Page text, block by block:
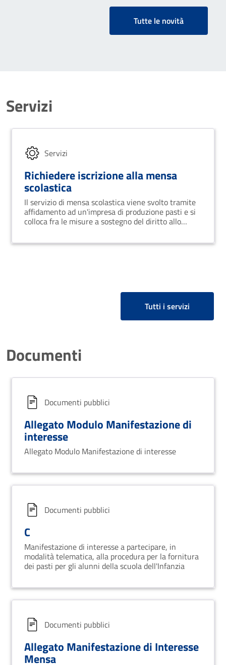
Tutte le novità
Servizi
Servizi
Richiedere iscrizione alla mensa
scolastica
Il servizio di mensa scolastica viene svolto tramite
affidamento ad un'impresa di produzione pasti e si
colloca fra le misure a sostegno del diritto allo
Tutti i servizi
Documenti
Documenti pubblici
Allegato Modulo Manifestazione di
interesse
Allegato Modulo Manifestazione di interesse
Documenti pubblici
C
Manifestazione di interesse a partecipare, in
modalità telematica, alla procedura per la fornitura
dei pasti per gli alunni della scuola dell'Infanzia
Documenti pubblici
Allegato Manifestazione di Interesse
Mensa